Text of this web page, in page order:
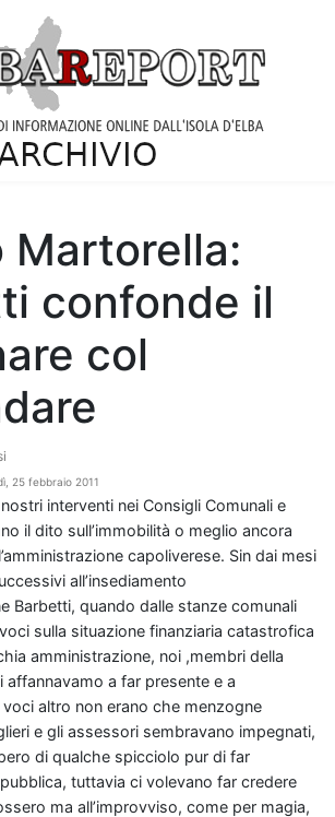
Martorella:
confonde il
col
25 febbraio 2011
interventi nei Consigli Comunali e
il dito sull’immobilità o meglio ancora
capoliverese. Sin dai mesi
all’insediamento
Barbetti, quando dalle stanze comunali
sulla situazione finanziaria catastrofica
amministrazione, noi ,membri della
affannavamo a far presente e a
altro non erano che menzogne
e gli assessori sembravano impegnati,
di qualche spicciolo pur di far
tuttavia ci volevano far credere
ma all’improvviso, come per magia,